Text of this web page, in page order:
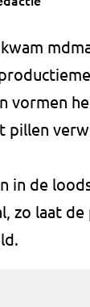
vormen
pillen
in de
zo laat